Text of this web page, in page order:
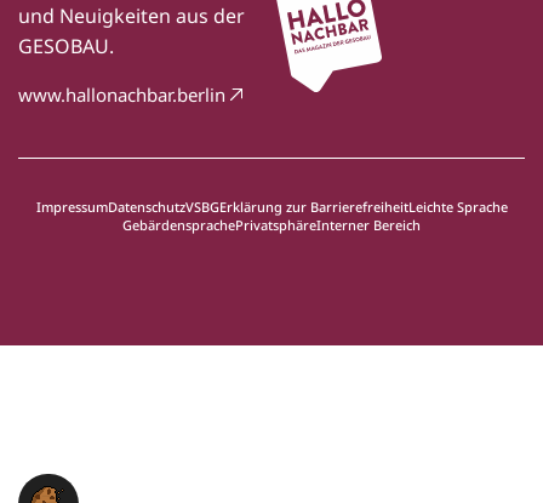
und Neuigkeiten aus der
GESOBAU.
www.hallonachbar.berlin
ImpressumDatenschutzVSBGErklärung zur BarrierefreiheitLeichte Sprache
GebärdensprachePrivatsphäreInterner Bereich